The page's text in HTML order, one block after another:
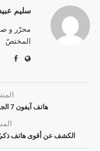
سليم
محرّر و
المختصّ
هاتف آيفون 7 الجديد سيكون مقاوما للماء !
الكشف عن أقوى هاتف ذكيّ